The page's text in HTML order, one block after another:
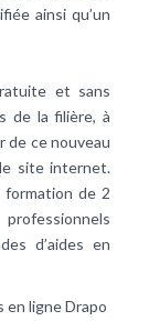
ainsi qu’un
et sans
de la filière, à
de ce nouveau
site internet.
formation de 2
d’aides en
en ligne Drapo